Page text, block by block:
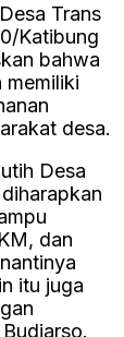
Trans
Katibung
bahwa
memiliki
desa.
Desa
dan
itu juga